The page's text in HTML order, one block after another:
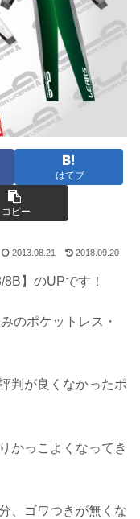
はてブ
コピー
2013.08.21 2018.09.20
】のUPです！
のポケットレス・
判が良くなかったポ
かっこよくなってき
、ゴワつきが無くな